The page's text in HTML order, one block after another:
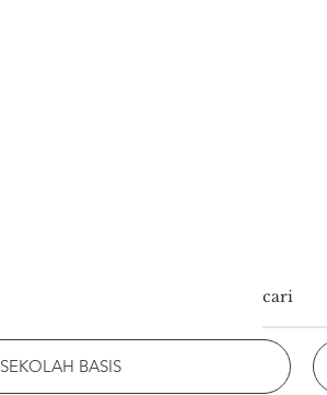
SEKOLAH BASIS